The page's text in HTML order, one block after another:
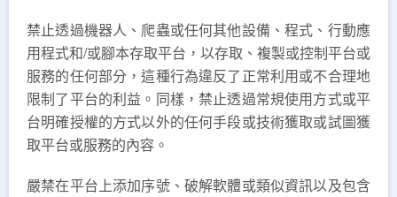
禁止透過機器人、爬蟲或任何其他設備、程式、行動應
用程式和/或腳本存取平台，以存取、複製或控制平台或
服務的任何部分，這種行為違反了正常利用或不合理地
限制了平台的利益。同樣，禁止透過常規使用方式或平
台明確授權的方式以外的任何手段或技術獲取或試圖獲
取平台或服務的內容。
嚴禁在平台上添加序號、破解軟體或類似資訊以及包含